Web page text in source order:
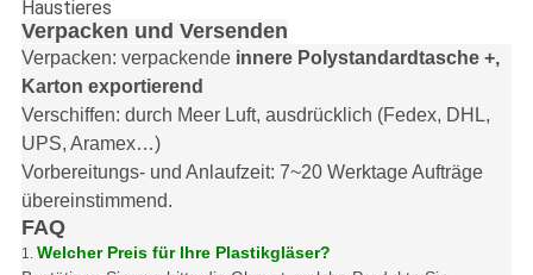
Haustieres
Verpacken und Versenden
Verpacken: verpackende innere Polystandardtasche +,
Karton exportierend
Verschiffen: durch Meer Luft, ausdrücklich (Fedex, DHL,
UPS, Aramex…)
Vorbereitungs- und Anlaufzeit: 7~20 Werktage Aufträge
übereinstimmend.
FAQ
1. Welcher Preis für Ihre Plastikgläser?